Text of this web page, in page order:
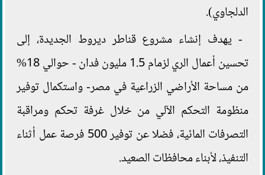
الدلجاوي).
- يهدف إنشاء مشروع قناطر ديروط الجديدة، إلى
تحسين أعمال الري لزمام 1.5 مليون فدان - حوالي 18%
من مساحة الأراضي الزراعية في مصر- واستكمال توفير
منظومة التحكم الآلي من خلال غرفة تحكم ومراقبة
التصرفات المائية، فضلا عن توفير 500 فرصة عمل أثناء
التنفيذ، لأبناء محافظات الصعيد.